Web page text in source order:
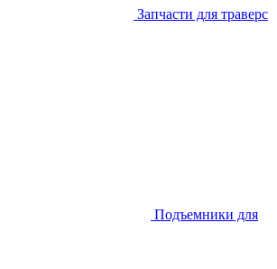
Запчасти для траверс
Подъемники для